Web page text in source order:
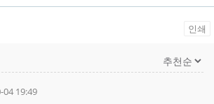
인쇄
04 19:49